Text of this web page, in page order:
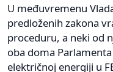
U međuvremenu
predloženih zakona
proceduru, a neki od
oba doma
električnoj energiji u